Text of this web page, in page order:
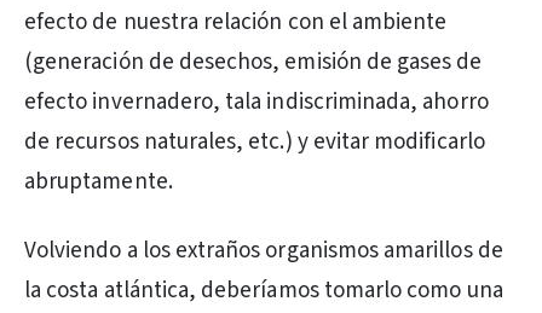
efecto de nuestra relación con el ambiente
(generación de desechos, emisión de gases de
efecto invernadero, tala indiscriminada, ahorro
de recursos naturales, etc.) y evitar modificarlo
abruptamente.
Volviendo a los extraños organismos amarillos de
la costa atlántica, deberíamos tomarlo como una